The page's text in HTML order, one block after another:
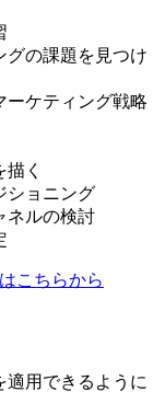
グの課題を見つけ
ーケティング戦略
く
ショニング
ネルの検討
こちらから
適用できるように